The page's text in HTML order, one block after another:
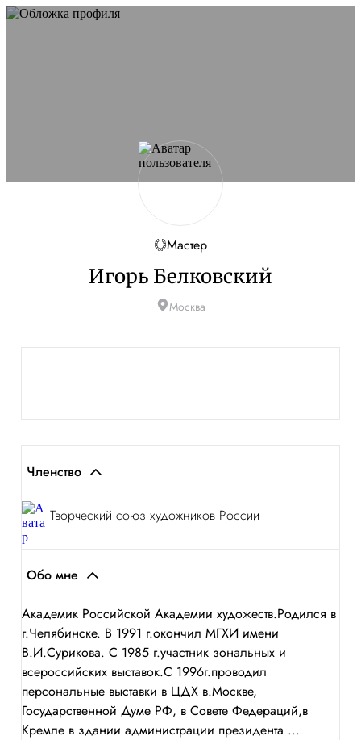
Мастер
Игорь Белковский
Москва
Членство
Творческий союз художников России
Обо мне
Академик Российской Академии художеств.Родился в
г.Челябинске. В 1991 г.окончил МГХИ имени
В.И.Сурикова. С 1985 г.участник зональных и
всероссийских выставок.С 1996г.проводил
персональные выставки в ЦДХ в.Москве,
Государственной Думе РФ, в Совете Федераций,в
Кремле в здании администрации президента ...